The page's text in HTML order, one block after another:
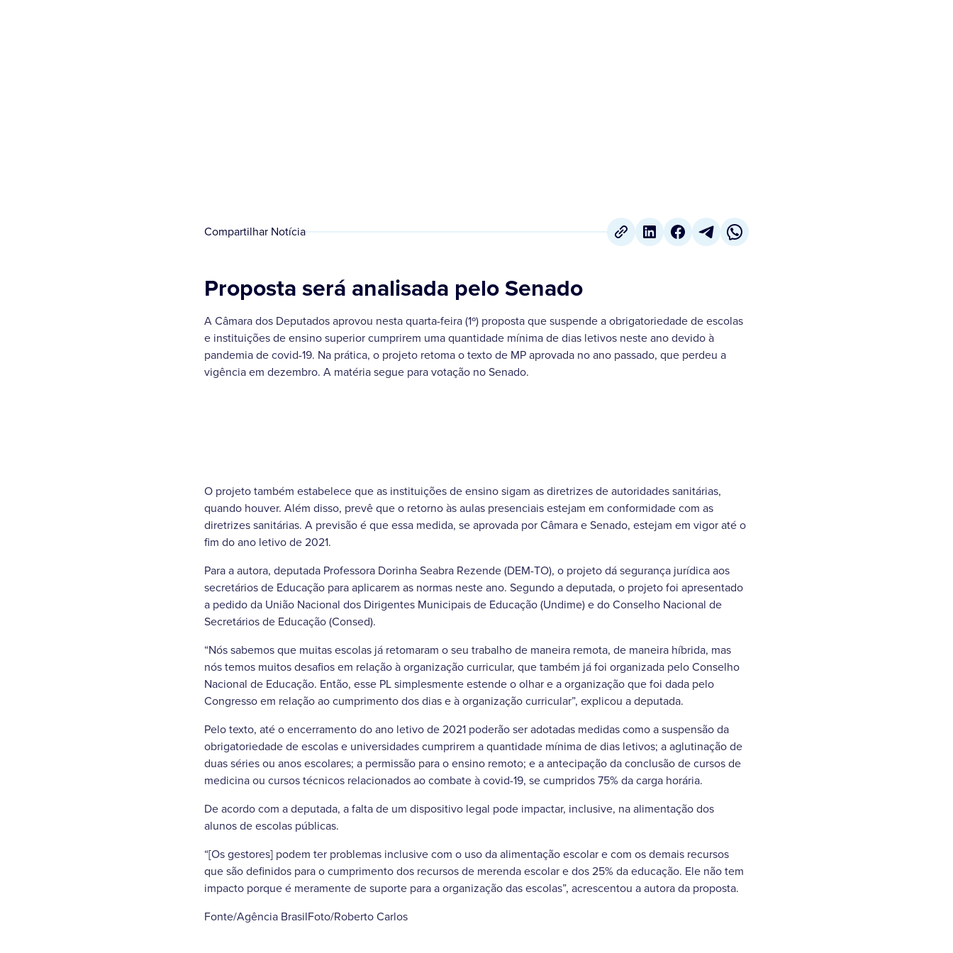
Compartilhar Notícia
Proposta será analisada pelo Senado
A Câmara dos Deputados aprovou nesta quarta-feira (1º) proposta que suspende a obrigatoriedade de escolas
e instituições de ensino superior cumprirem uma quantidade mínima de dias letivos neste ano devido à
pandemia de covid-19. Na prática, o projeto retoma o texto de MP aprovada no ano passado, que perdeu a
vigência em dezembro. A matéria segue para votação no Senado.
O projeto também estabelece que as instituições de ensino sigam as diretrizes de autoridades sanitárias,
quando houver. Além disso, prevê que o retorno às aulas presenciais estejam em conformidade com as
diretrizes sanitárias. A previsão é que essa medida, se aprovada por Câmara e Senado, estejam em vigor até o
fim do ano letivo de 2021.
Para a autora, deputada Professora Dorinha Seabra Rezende (DEM-TO), o projeto dá segurança jurídica aos
secretários de Educação para aplicarem as normas neste ano. Segundo a deputada, o projeto foi apresentado
a pedido da União Nacional dos Dirigentes Municipais de Educação (Undime) e do Conselho Nacional de
Secretários de Educação (Consed).
“Nós sabemos que muitas escolas já retomaram o seu trabalho de maneira remota, de maneira híbrida, mas
nós temos muitos desafios em relação à organização curricular, que também já foi organizada pelo Conselho
Nacional de Educação. Então, esse PL simplesmente estende o olhar e a organização que foi dada pelo
Congresso em relação ao cumprimento dos dias e à organização curricular”, explicou a deputada.
Pelo texto, até o encerramento do ano letivo de 2021 poderão ser adotadas medidas como a suspensão da
obrigatoriedade de escolas e universidades cumprirem a quantidade mínima de dias letivos; a aglutinação de
duas séries ou anos escolares; a permissão para o ensino remoto; e a antecipação da conclusão de cursos de
medicina ou cursos técnicos relacionados ao combate à covid-19, se cumpridos 75% da carga horária.
De acordo com a deputada, a falta de um dispositivo legal pode impactar, inclusive, na alimentação dos
alunos de escolas públicas.
“[Os gestores] podem ter problemas inclusive com o uso da alimentação escolar e com os demais recursos
que são definidos para o cumprimento dos recursos de merenda escolar e dos 25% da educação. Ele não tem
impacto porque é meramente de suporte para a organização das escolas”, acrescentou a autora da proposta.
Fonte/Agência BrasilFoto/Roberto Carlos